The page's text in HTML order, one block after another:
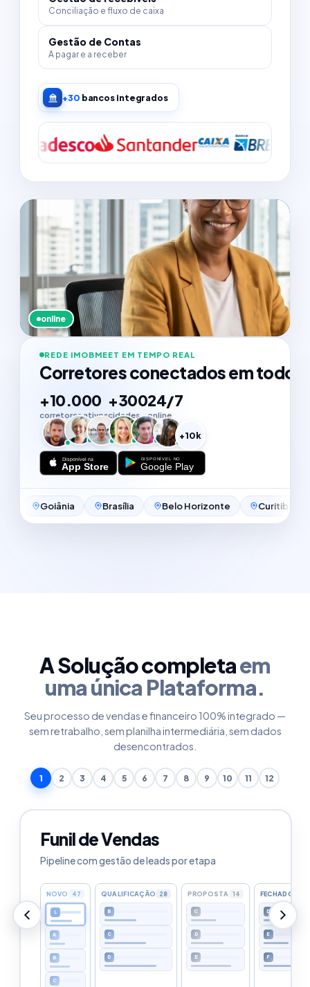
Conciliação e fluxo de caixa
Gestão de Contas
A pagar e a receber
+30 bancos integrados
online
REDE IMOBMEET EM TEMPO REAL
Corretores conectados em todo o
+10.000
corretores ativos
+300
cidades
24/7
online
RA MC AS LP JS PM +10k
Brasília Belo Horizonte Curitiba
A Solução completaem
uma única Plataforma.
Seu processo de vendas e financeiro 100% integrado —
sem retrabalho, sem planilha intermediária, sem dados
desencontrados.
1 2 3 4 5 6 7 8 9 10 11 12
Funil de Vendas
Pipeline com gestão de leads por etapa
NOVO 47
A
B
C
QUALIFICAÇÃO 28
L
B
C
PROPOSTA 14
C
D
E
FECHADO
D
E
F